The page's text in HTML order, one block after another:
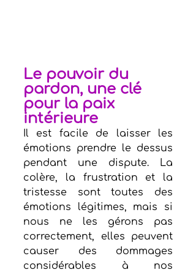
Le pouvoir du
pardon, une clé
pour la paix
intérieure
Il est facile de laisser les
émotions prendre le dessus
pendant une dispute. La
colère, la frustration et la
tristesse sont toutes des
émotions légitimes, mais si
nous ne les gérons pas
correctement, elles peuvent
causer des dommages
considérables à nos